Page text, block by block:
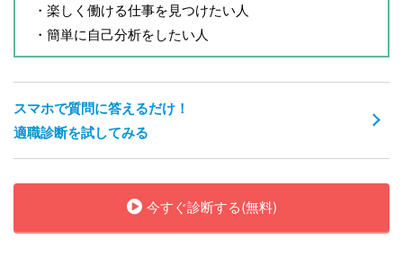
・楽しく働ける仕事を見つけたい人
・簡単に自己分析をしたい人
スマホで質問に答えるだけ！
適職診断を試してみる
今すぐ診断する(無料)